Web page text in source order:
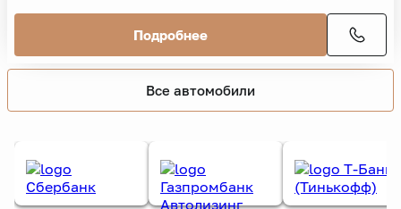
Подробнее
Все автомобили